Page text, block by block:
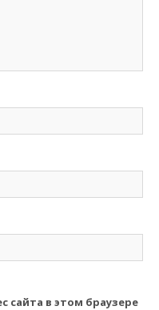
сайта в этом браузере